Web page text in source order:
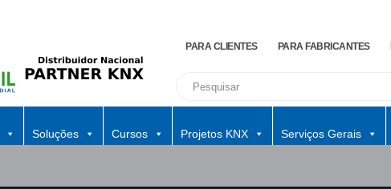
PARA CLIENTES PARA FABRICANTES
Soluções Cursos Projetos KNX Serviços Gerais